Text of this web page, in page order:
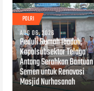
POLRI
AUG 06, 2026
Peduli Rumah Ibadah,
Kapolsubsektor Telaga
Antang Serahkan Bantuan
Semen untuk Renovasi
Masjid Nurhasanah